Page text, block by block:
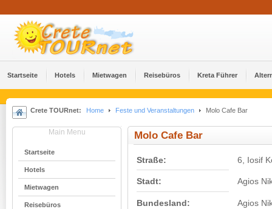
Startseite Hotels Mietwagen Reisebüros Kreta Führer
Crete TOURnet: Home Feste und Veranstaltungen Molo Cafe Bar
Main Menu
Startseite
Hotels
Mietwagen
Reisebüros
Molo Cafe Bar
Straße: 6, Iosif
Stadt: Agios
Bundesland: Agios